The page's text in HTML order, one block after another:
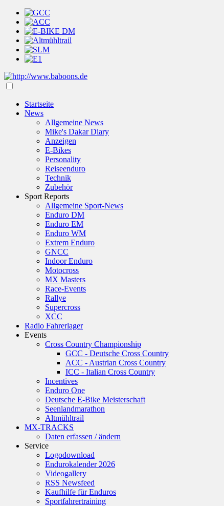
Startseite
News
Allgemeine News
Mike's Dakar Diary
Anzeigen
E-Bikes
Personality
Reiseenduro
Technik
Zubehör
Sport Reports
Allgemeine Sport-News
Enduro DM
Enduro EM
Enduro WM
Extrem Enduro
GNCC
Indoor Enduro
Motocross
MX Masters
Race-Events
Rallye
Supercross
XCC
Radio Fahrerlager
Events
Cross Country Championship
GCC - Deutsche Cross Country
ACC - Austrian Cross Country
ICC - Italian Cross Country
Incentives
Enduro One
Deutsche E-Bike Meisterschaft
Seenlandmarathon
Altmühltrail
MX-TRACKS
Daten erfassen / ändern
Service
Logodownload
Endurokalender 2026
Videogallery
RSS Newsfeed
Kaufhilfe für Enduros
Sportfahrertraining